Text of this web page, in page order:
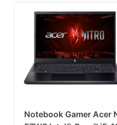
Notebook Gamer Acer